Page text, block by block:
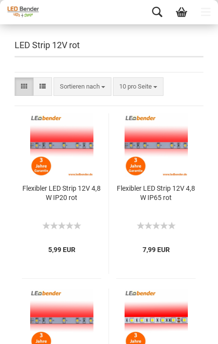
LED Strip 12V rot
Sortieren nach 10 pro Seite
Flexibler LED Strip 12V 4,8
W IP20 rot
5,99 EUR
Flexibler LED Strip 12V 4,8
W IP65 rot
7,99 EUR